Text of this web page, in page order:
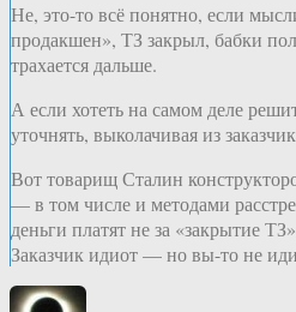
Не, это-то всё понятно, если
продакшен», ТЗ закрыл, бабки
трахается дальше.
А если хотеть на самом деле
уточнять, выколачивая из
Вот товарищ Сталин
— в том числе и методами
деньги платят не за «закрытие
Заказчик идиот — но вы-то не